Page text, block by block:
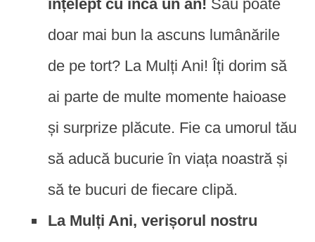
înțelept cu încă un an! Sau poate
doar mai bun la ascuns lumânările
de pe tort? La Mulți Ani! Îți dorim să
ai parte de multe momente haioase
și surprize plăcute. Fie ca umorul tău
să aducă bucurie în viața noastră și
să te bucuri de fiecare clipă.
La Mulți Ani, verișorul nostru